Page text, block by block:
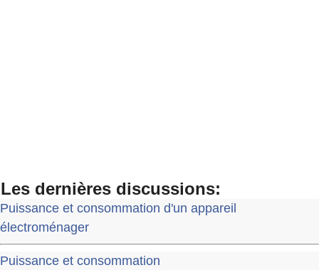
Les dernières discussions:
Puissance et consommation d'un appareil
électroménager
Puissance et consommation